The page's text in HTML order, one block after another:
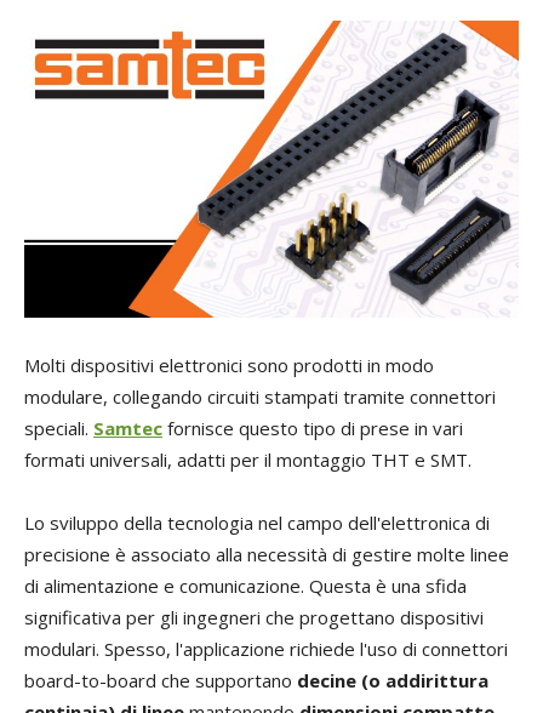
Molti dispositivi elettronici sono prodotti in modo
modulare, collegando circuiti stampati tramite connettori
speciali. Samtec fornisce questo tipo di prese in vari
formati universali, adatti per il montaggio THT e SMT.
Lo sviluppo della tecnologia nel campo dell'elettronica di
precisione è associato alla necessità di gestire molte linee
di alimentazione e comunicazione. Questa è una sfida
significativa per gli ingegneri che progettano dispositivi
modulari. Spesso, l'applicazione richiede l'uso di connettori
board-to-board che supportano decine (o addirittura